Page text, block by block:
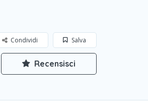
Salva
Condividi
Recensisci